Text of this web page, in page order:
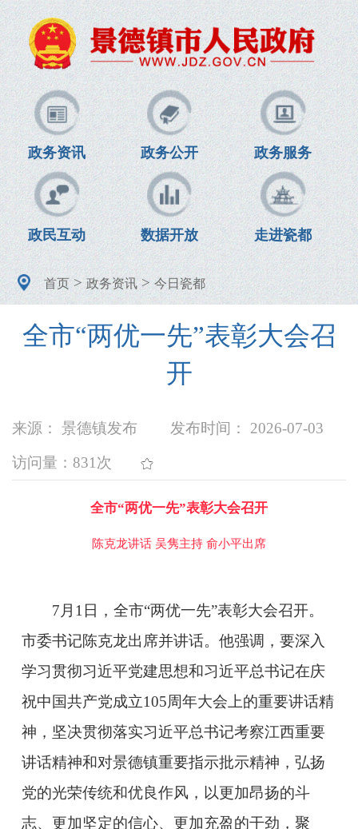
政务资讯 政务公开 政务服务
政民互动 数据开放 走进瓷都
首页>政务资讯>今日瓷都
全市“两优一先”表彰大会召
开
来源： 景德镇发布 发布时间： 2026-07-03
访问量： 831次
全市“两优一先”表彰大会召开
陈克龙讲话 吴隽主持 俞小平出席
7月1日，全市“两优一先”表彰大会召开。
市委书记陈克龙出席并讲话。他强调，要深入
学习贯彻习近平党建思想和习近平总书记在庆
祝中国共产党成立105周年大会上的重要讲话精
神，坚决贯彻落实习近平总书记考察江西重要
讲话精神和对景德镇重要指示批示精神，弘扬
党的光荣传统和优良作风，以更加昂扬的斗
志、更加坚定的信心、更加充盈的干劲，聚